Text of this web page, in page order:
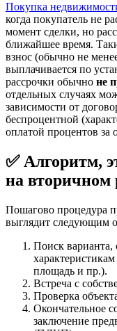
Покупка
когда покупатель не
момент сделки, но
ближайшее время.
взнос (обычно не
выплачивается по
рассрочки обычно не
отдельных случаях
зависимости от
беспроцентной
оплатой процентов за
✅ Алгоритм,
на вторичном
Пошагово процедура
выглядит следующим
Поиск
площадь и пр.).
Встреча с
Проверка
Окончательное
заключение